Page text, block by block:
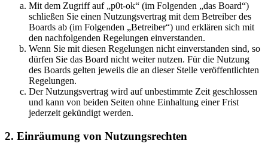
Mit dem Zugriff auf „p0t-ok“ (im Folgenden „das Board“)
schließen Sie einen Nutzungsvertrag mit dem Betreiber des
Boards ab (im Folgenden „Betreiber“) und erklären sich mit
den nachfolgenden Regelungen einverstanden.
Wenn Sie mit diesen Regelungen nicht einverstanden sind, so
dürfen Sie das Board nicht weiter nutzen. Für die Nutzung
des Boards gelten jeweils die an dieser Stelle veröffentlichten
Regelungen.
Der Nutzungsvertrag wird auf unbestimmte Zeit geschlossen
und kann von beiden Seiten ohne Einhaltung einer Frist
jederzeit gekündigt werden.
2. Einräumung von Nutzungsrechten